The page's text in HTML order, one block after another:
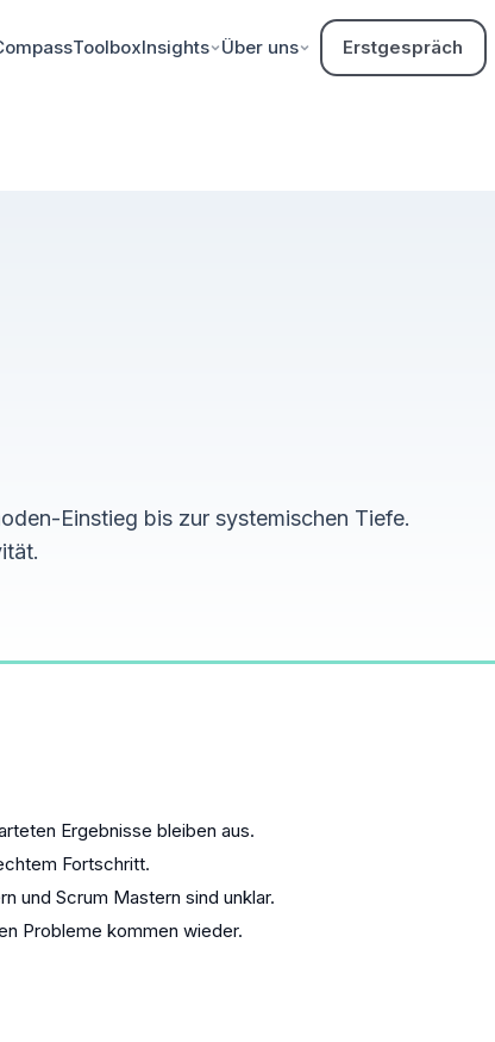
ToolboxInsights Über uns Erstgespräch
Einstieg bis zur systemischen Tiefe.
Ergebnisse bleiben aus.
Fortschritt.
und Scrum Mastern sind unklar.
Probleme kommen wieder.